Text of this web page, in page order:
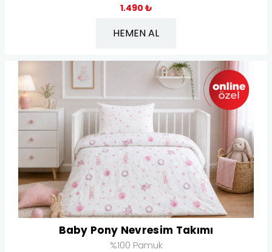
1.490 ₺
HEMEN AL
Baby Pony Nevresim Takımı
%100 Pamuk